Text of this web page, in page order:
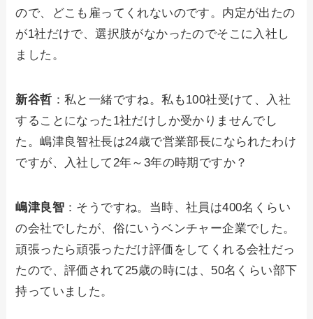
ので、どこも雇ってくれないのです。内定が出たの
が1社だけで、選択肢がなかったのでそこに入社し
ました。
新谷哲 ：私と一緒ですね。私も100社受けて、入社
することになった1社だけしか受かりませんでし
た。嶋津良智社長は24歳で営業部長になられたわけ
ですが、入社して2年～3年の時期ですか？
嶋津良智 ：そうですね。当時、社員は400名くらい
の会社でしたが、俗にいうベンチャー企業でした。
頑張ったら頑張っただけ評価をしてくれる会社だっ
たので、評価されて25歳の時には、50名くらい部下
持っていました。